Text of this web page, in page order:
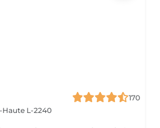
170
Haute L-2240